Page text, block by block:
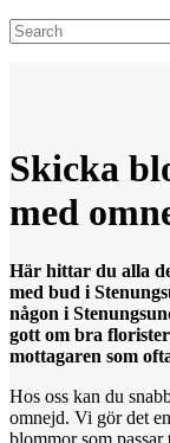
Skicka
med
Här hittar du alla
med bud i
någon i
gott om bra
mottagaren som
Hos oss kan du
omnejd. Vi gör det
blommor som